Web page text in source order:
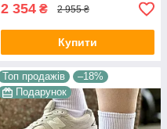
2 354 ₴ 2 955 ₴
Купити
Топ продажів
–18%
Подарунок